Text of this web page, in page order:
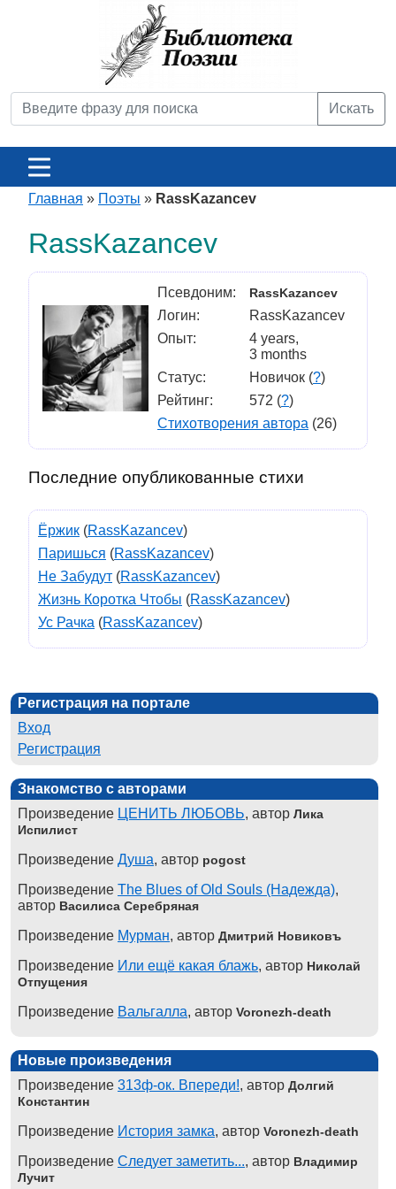
Искать
Главная » Поэты » RassKazancev
RassKazancev
Псевдоним: RassKazancev
Логин:
RassKazancev
Опыт:
4 years,
3 months
Статус:
Новичок (?)
Рейтинг:
572 (?)
Стихотворения автора (26)
Последние опубликованные стихи
Ёржик (RassKazancev)
Паришься (RassKazancev)
Не Забудут (RassKazancev)
Жизнь Коротка Чтобы (RassKazancev)
Ус Рачка (RassKazancev)
Регистрация на портале
Вход
Регистрация
Знакомство с авторами
Произведение ЦЕНИТЬ ЛЮБОВЬ, автор Лика
Испилист
Произведение Душа, автор pogost
Произведение The Blues of Old Souls (Надежда),
автор Василиса Серебряная
Произведение Мурман, автор Дмитрий Новиковъ
Произведение Или ещё какая блажь, автор Николай
Отпущения
Произведение Вальгалла, автор Voronezh-death
Новые произведения
Произведение 313ф-ок. Впереди!, автор Долгий
Константин
Произведение История замка, автор Voronezh-death
Произведение Следует заметить..., автор Владимир
Лучит